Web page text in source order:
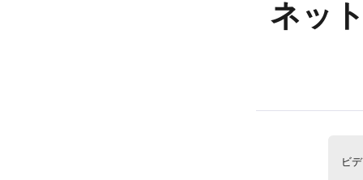
ネッ
ビ